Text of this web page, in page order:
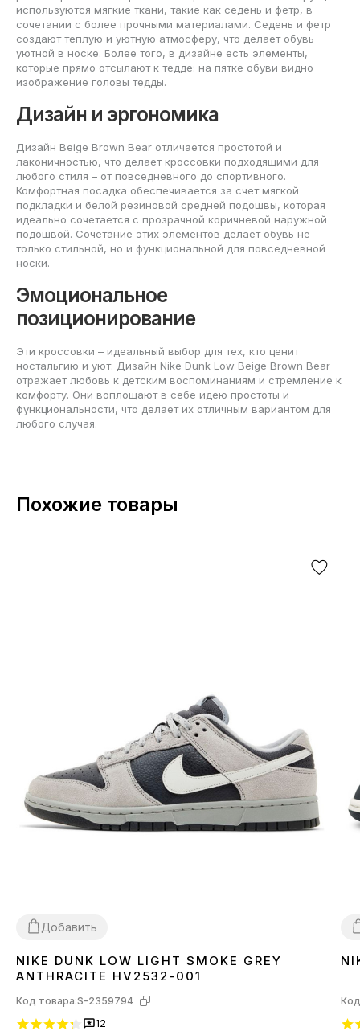
используются мягкие ткани, такие как седень и фетр, в
сочетании с более прочными материалами. Седень и фетр
создают теплую и уютную атмосферу, что делает обувь
уютной в носке. Более того, в дизайне есть элементы,
которые прямо отсылают к тедде: на пятке обуви видно
изображение головы тедды.
Дизайн и эргономика
Дизайн Beige Brown Bear отличается простотой и
лаконичностью, что делает кроссовки подходящими для
любого стиля – от повседневного до спортивного.
Комфортная посадка обеспечивается за счет мягкой
подкладки и белой резиновой средней подошвы, которая
идеально сочетается с прозрачной коричневой наружной
подошвой. Сочетание этих элементов делает обувь не
только стильной, но и функциональной для повседневной
носки.
Эмоциональное
позиционирование
Эти кроссовки – идеальный выбор для тех, кто ценит
ностальгию и уют. Дизайн Nike Dunk Low Beige Brown Bear
отражает любовь к детским воспоминаниям и стремление к
комфорту. Они воплощают в себе идею простоты и
функциональности, что делает их отличным вариантом для
любого случая.
Похожие товары
Добавить
4041 424344 45
NIKE DUNK LOW LIGHT SMOKE GREY
ANTHRACITE HV2532-001
Код товара:S-2359794
12